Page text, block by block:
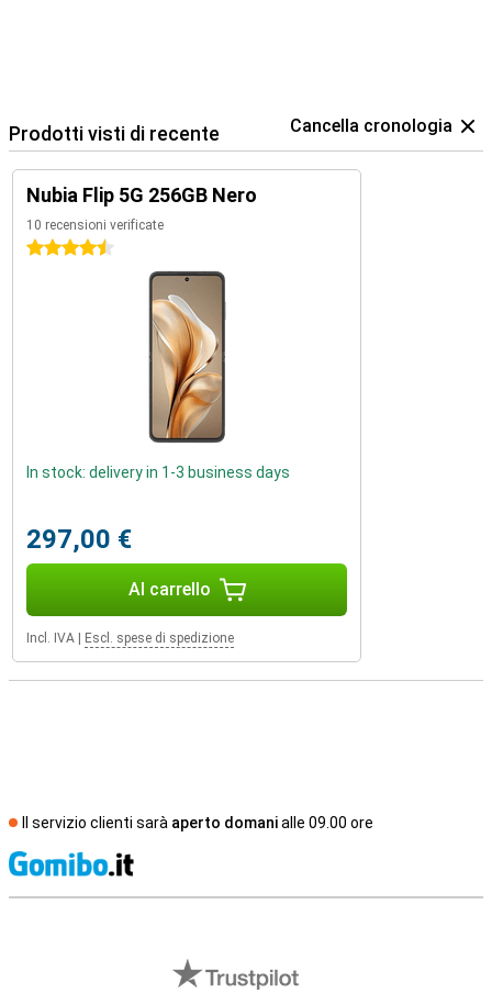
Prodotti visti di recente Cancella cronologia
Nubia Flip 5G 256GB Nero
10 recensioni verificate
4.5 stelle
In stock: delivery in 1-3 business days
297,00 €
Al carrello
Incl. IVA Escl. spese di spedizione
Il servizio clienti sarà aperto domanialle 09.00 ore